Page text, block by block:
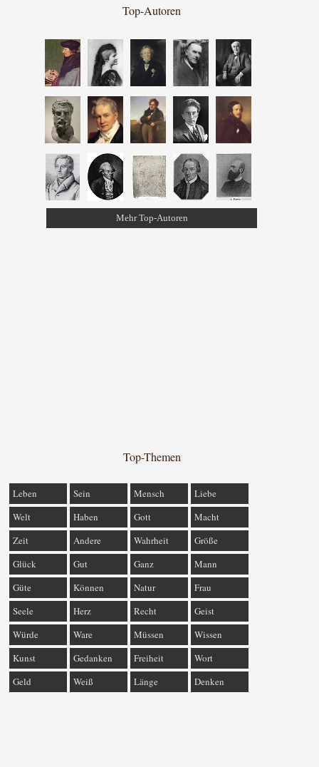
Top-Autoren
Mehr Top-Autoren
Top-Themen
Leben Sein Mensch
Liebe
Welt
Haben Gott
Macht
Zeit
Andere Wahrheit
Größe
Glück
Gut Ganz
Mann
Güte
Können Natur
Frau
Seele
Herz Recht
Geist
Würde
Ware Müssen
Wissen
Kunst
Gedanken Freiheit
Wort
Geld
Weiß Länge Denken